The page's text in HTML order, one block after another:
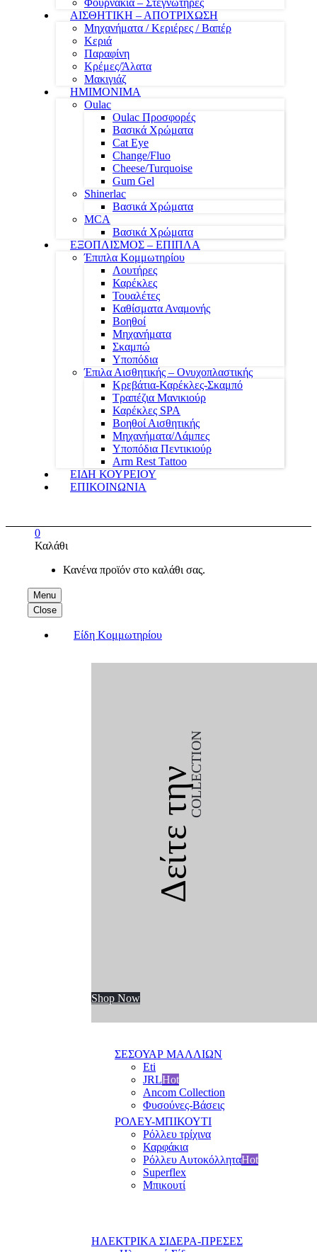
Φουρνάκια – Στεγνωτήρες
ΑΙΣΘΗΤΙΚΗ – ΑΠΟΤΡΙΧΩΣΗ
Μηχανήματα / Κεριέρες / Βαπέρ
Κεριά
Παραφίνη
Κρέμες/Άλατα
Μακιγιάζ
ΗΜΙΜΟΝΙΜΑ
Oulac
Oulac Προσφορές
Βασικά Χρώματα
Cat Eye
Change/Fluo
Cheese/Turquoise
Gum Gel
Shinerlac
Βασικά Χρώματα
MCA
Βασικά Χρώματα
ΕΞΟΠΛΙΣΜΟΣ – ΕΠΙΠΛΑ
Έπιπλα Κομμωτηρίου
Λουτήρες
Καρέκλες
Τουαλέτες
Καθίσματα Αναμονής
Βοηθοί
Μηχανήματα
Σκαμπώ
Υποπόδια
Έπιλα Αισθητικής – Ονυχοπλαστικής
Κρεβάτια-Καρέκλες-Σκαμπό
Τραπέζια Μανικιούρ
Καρέκλες SPA
Βοηθοί Αισθητικής
Μηχανήματα/Λάμπες
Υποπόδια Πεντικιούρ
Arm Rest Tattoo
ΕΙΔΗ ΚΟΥΡΕΙΟΥ
ΕΠΙΚΟΙΝΩΝΙΑ
Menu
Close
Είδη Κομμωτηρίου
Δείτε τηνCOLLECTION
Shop Now
ΣΕΣΟΥΑΡ ΜΑΛΛΙΩΝ
Eti
JRLHot
Ancom Collection
Φυσούνες-Βάσεις
ΡΟΛΕΥ-ΜΠΙΚΟΥΤΙ
Ρόλλευ τρίχινα
Καρφάκια
Ρόλλευ ΑυτοκόλληταHot
Superflex
Μπικουτί
ΗΛΕΚΤΡΙΚΑ ΣΙΔΕΡΑ-ΠΡΕΣΕΣ
0
Καλάθι
Κανένα προϊόν στο καλάθι σας.